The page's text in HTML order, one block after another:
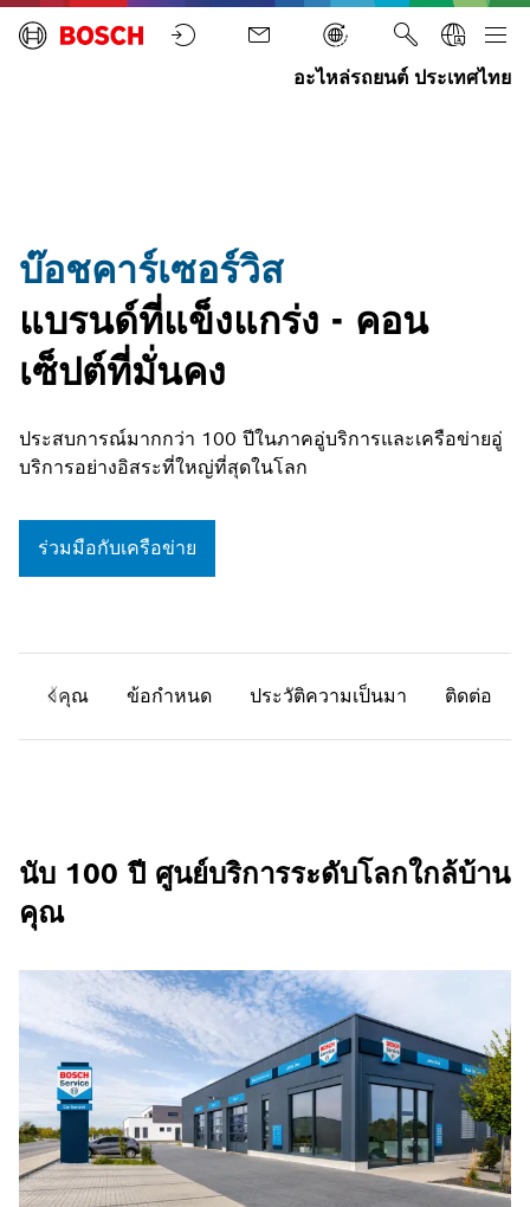
อะไหล่รถยนต์ ประเทศไทย
บ๊อชคาร์เซอร์วิส
แบรนด์ที่แข็งแกร่ง - คอน
เซ็ปต์ที่มั่นคง
ประสบการณ์มากกว่า 100 ปีในภาคอู่บริการและเครือข่ายอู่
บริการอย่างอิสระที่ใหญ่ที่สุดในโลก
ร่วมมือกับเครือข่าย
สนอให้คุณ ข้อกำหนด ประวัติความเป็นมา ติดต่อ
นับ 100 ปี ศูนย์บริการระดับโลกใกล้บ้าน
คุณ